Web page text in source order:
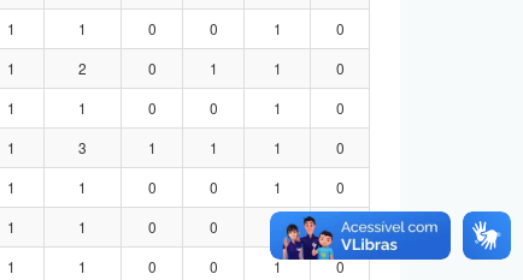
1 1 0 0 1
0
1 2 0 1 1
0
1 1 0 0 1
0
1 3 1 1 1
0
1 1 0 0 1
0
1 1 0 0
0
1 1 0 0 1
0